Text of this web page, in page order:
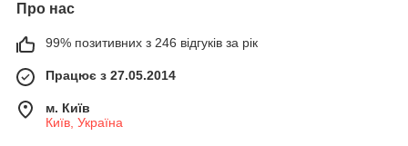
Про нас
99% позитивних з 246 відгуків за рік
Працює з 27.05.2014
м. Київ
Київ, Україна